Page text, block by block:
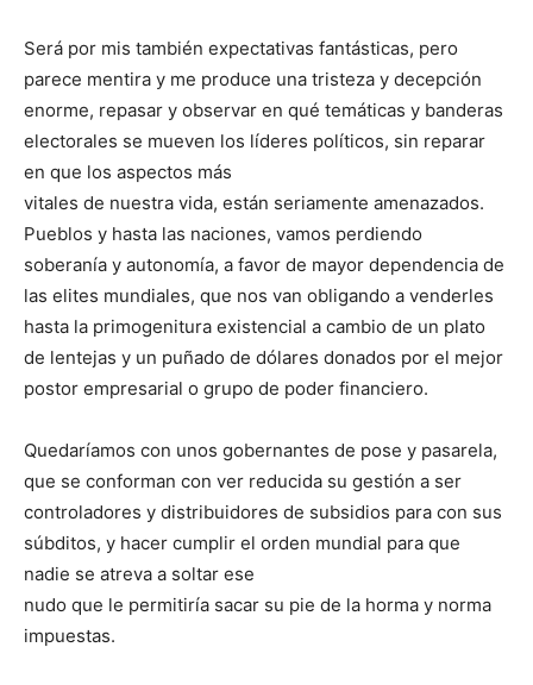
Será por mis también expectativas fantásticas, pero
parece mentira y me produce una tristeza y decepción
enorme, repasar y observar en qué temáticas y banderas
electorales se mueven los líderes políticos, sin reparar
en que los aspectos más
vitales de nuestra vida, están seriamente amenazados.
Pueblos y hasta las naciones, vamos perdiendo
soberanía y autonomía, a favor de mayor dependencia de
las elites mundiales, que nos van obligando a venderles
hasta la primogenitura existencial a cambio de un plato
de lentejas y un puñado de dólares donados por el mejor
postor empresarial o grupo de poder financiero.
Quedaríamos con unos gobernantes de pose y pasarela,
que se conforman con ver reducida su gestión a ser
controladores y distribuidores de subsidios para con sus
súbditos, y hacer cumplir el orden mundial para que
nadie se atreva a soltar ese
nudo que le permitiría sacar su pie de la horma y norma
impuestas.